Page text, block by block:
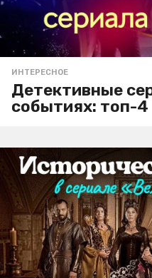
ИНТЕРЕСНОЕ
Детективные
событиях: топ-4